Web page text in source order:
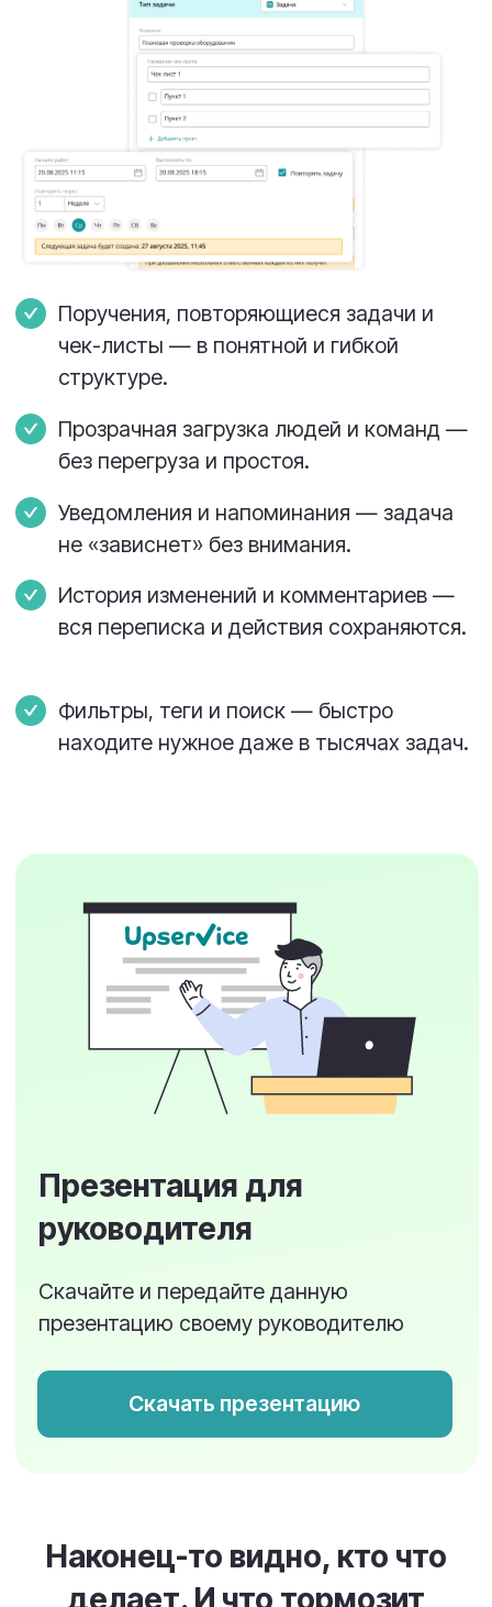
Презентация для
руководителя
Скачайте и передайте данную
Напоминания исполнителям
Отчеты по каждому сотруднику
История действий и безопасный доступ
к файлам
Наконец-то видно, кто что
делает. И что тормозит
работу
Гостевой доступ в проекты